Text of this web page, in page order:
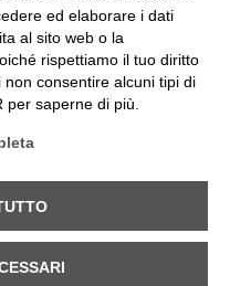
Next page
Reserved | P. Iva
policy
ed elaborare i dati
al sito web o la
rispettiamo il tuo diritto
consentire alcuni tipi di
saperne di più.